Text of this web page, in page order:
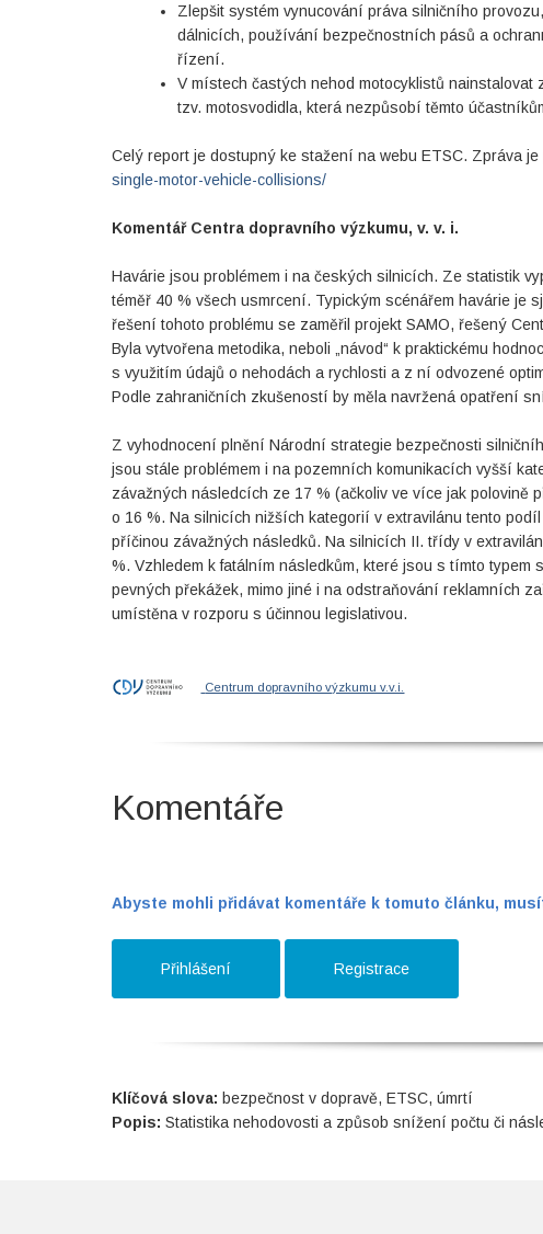
Zlepšit systém vynucování práva silničního
dálnicích, používání bezpečnostních pásů a
řízení.
V místech častých nehod motocyklistů
tzv. motosvodidla, která nezpůsobí těmto
Celý report je dostupný ke stažení na webu ETSC. Zpráva je
single-motor-vehicle-collisions/
Komentář Centra dopravního výzkumu, v. v. i.
Havárie jsou problémem i na českých silnicích. Ze statistik
téměř 40 % všech usmrcení. Typickým scénářem havárie je
řešení tohoto problému se zaměřil projekt SAMO, řešený
Byla vytvořena metodika, neboli „návod“ k praktickému
s využitím údajů o nehodách a rychlosti a z ní odvozené
Podle zahraničních zkušeností by měla navržená opatření
Z vyhodnocení plnění Národní strategie bezpečnosti
jsou stále problémem i na pozemních komunikacích vyšší
závažných následcích ze 17 % (ačkoliv ve více jak
o 16 %. Na silnicích nižších kategorií v extravilánu tento
příčinou závažných následků. Na silnicích II. třídy v
%. Vzhledem k fatálním následkům, které jsou s tímto
pevných překážek, mimo jiné i na odstraňování reklamních
umístěna v rozporu s účinnou legislativou.
Centrum dopravního výzkumu v.v.i.
Komentáře
Abyste mohli přidávat komentáře k tomuto článku,
Přihlášení Registrace
Klíčová slova: bezpečnost v dopravě, ETSC, úmrtí
Popis: Statistika nehodovosti a způsob snížení počtu či